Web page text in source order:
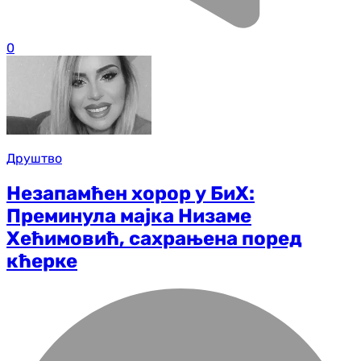
0
Друштво
Незапамћен хорор у БиХ:
Преминула мајка Низаме
Хећимовић, сахрањена поред
кћерке